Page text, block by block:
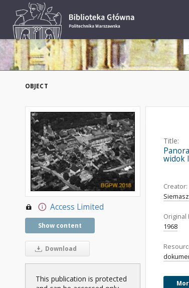
OBJECT
Access Limited
Show content
Download
This publication is protected
Title:
widok
Creator:
Original
1968